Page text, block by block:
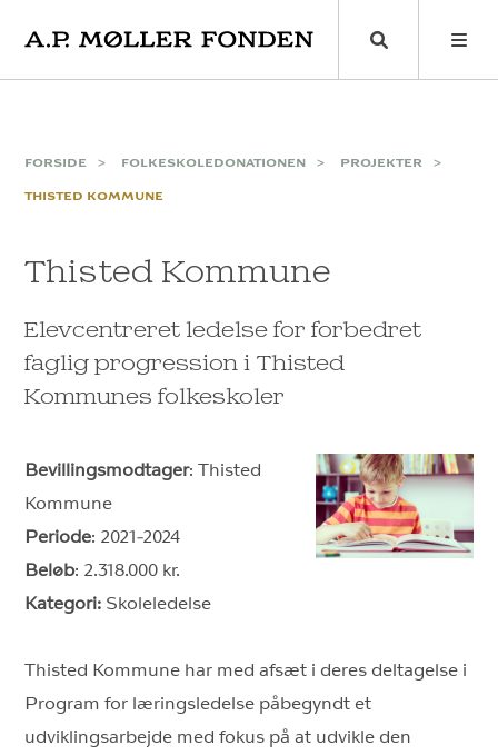
Skip
FORSIDE FOLKESKOLEDONATIONEN PROJEKTER
THISTED KOMMUNE
Thisted Kommune
Elevcentreret ledelse for forbedret
faglig progression i Thisted
Kommunes folkeskoler
Bevillingsmodtager: Thisted
Kommune
Periode: 2021-2024
Beløb: 2.318.000 kr.
Kategori: Skoleledelse
Thisted Kommune har med afsæt i deres deltagelse i
Program for læringsledelse påbegyndt et
udviklingsarbejde med fokus på at udvikle den